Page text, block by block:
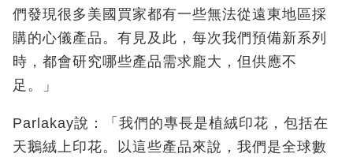
們發現很多美國買家都有一些無法從遠東地區採
購的心儀產品。有見及此，每次我們預備新系列
時，都會研究哪些產品需求龐大，但供應不
足。」
Parlakay說：「我們的專長是植絨印花，包括在
天鵝絨上印花。以這些產品來說，我們是全球數